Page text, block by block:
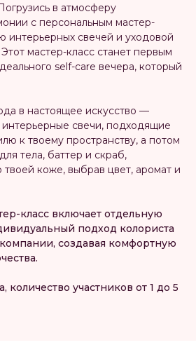
в атмосферу
с персональным мастер-
интерьерных свечей и уходовой
мастер-класс станет первым
self-care вечера, который
в настоящее искусство —
свечи, подходящие
к твоему пространству, а потом
тела, баттер и скраб,
коже, выбрав цвет, аромат и
класс включает отдельную
подход колориста
создавая комфортную
количество участников от 1 до 5